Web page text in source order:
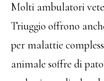
Molti ambulatori
Triuggio offrono
per malattie
animale soffre di